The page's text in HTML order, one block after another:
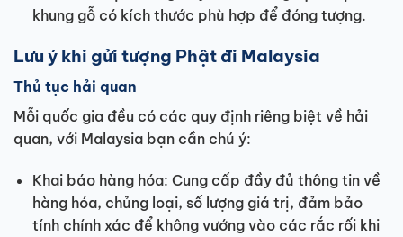
khung gỗ có kích thước phù hợp để đóng tượng.
Lưu ý khi gửi tượng Phật đi Malaysia
Thủ tục hải quan
Mỗi quốc gia đều có các quy định riêng biệt về hải
quan, với Malaysia bạn cần chú ý:
Khai báo hàng hóa: Cung cấp đầy đủ thông tin về
hàng hóa, chủng loại, số lượng giá trị, đảm bảo
tính chính xác để không vướng vào các rắc rối khi